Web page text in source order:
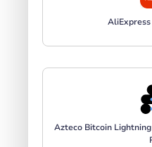
Azteco Bitcoin